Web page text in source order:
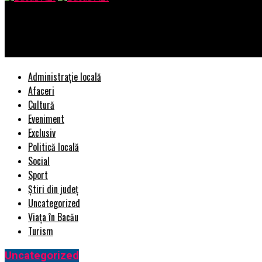
Administrație locală
Afaceri
Cultură
Eveniment
Exclusiv
Politică locală
Social
Sport
Știri din județ
Uncategorized
Viața în Bacău
Turism
Uncategorized